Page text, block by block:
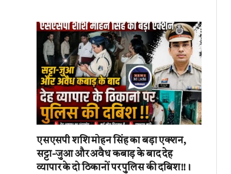
एसएसपी शशि मोहन सिंह का बड़ा एक्शन,
सट्टा-जुआ और अवैध कबाड़ के बाद देह
व्यापार के दो ठिकानों पर पुलिस की दबिश!!।